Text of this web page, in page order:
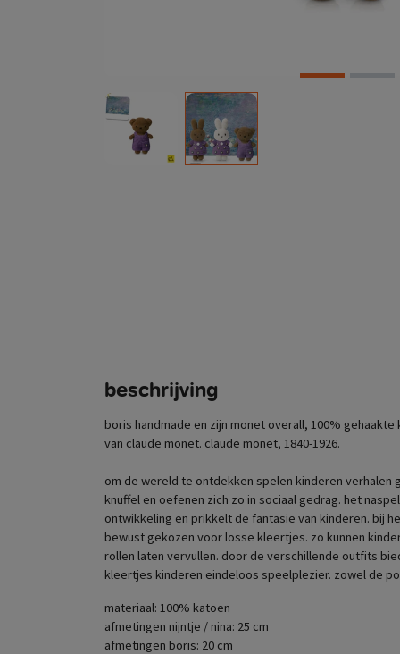
beschrijving
boris handmade en zijn monet overall, 100%
van claude monet. claude monet, 1840-1926.
om de wereld te ontdekken spelen kinderen verhalen
knuffel en oefenen zich zo in sociaal gedrag. het
ontwikkeling en prikkelt de fantasie van kinderen. bij
bewust gekozen voor losse kleertjes. zo kunnen
rollen laten vervullen. door de verschillende outfits
kleertjes kinderen eindeloos speelplezier. zowel de
materiaal: 100% katoen
afmetingen nijntje / nina: 25 cm
afmetingen boris: 20 cm